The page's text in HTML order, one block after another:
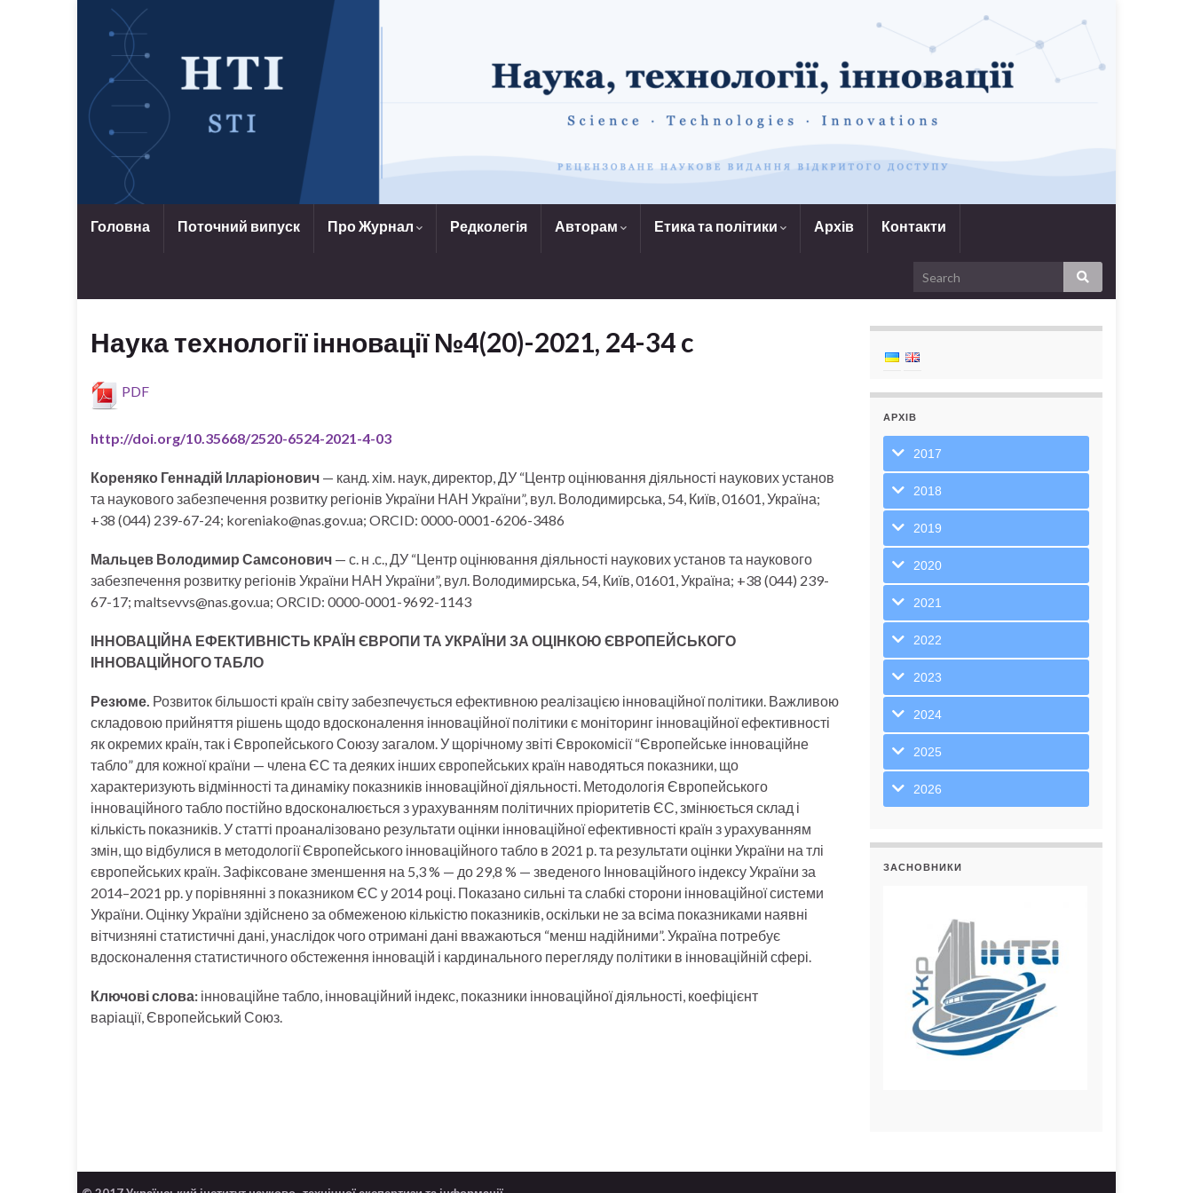
Головна Поточний випуск Про Журнал Редколегія Авторам Етика та політики Архів Контакти
Наука технології інновації №4(20)-2021, 24-34 c
PDF
http://doi.org/10.35668/2520-6524-2021-4-03
Кореняко Геннадій Ілларіонович — канд. хім. наук, директор, ДУ “Центр оцінювання діяльності наукових установ
та наукового забезпечення розвитку регіонів України НАН України”, вул. Володимирська, 54, Київ, 01601, Україна;
+38 (044) 239-67-24; koreniako@nas.gov.ua; ORCID: 0000-0001-6206-3486
Мальцев Володимир Самсонович — с. н .с., ДУ “Центр оцінювання діяльності наукових установ та наукового
забезпечення розвитку регіонів України НАН України”, вул. Володимирська, 54, Київ, 01601, Україна; +38 (044) 239-
67-17; maltsevvs@nas.gov.ua; ORCID: 0000-0001-9692-1143
ІННОВАЦІЙНА ЕФЕКТИВНІСТЬ КРАЇН ЄВРОПИ ТА УКРАЇНИ ЗА ОЦІНКОЮ ЄВРОПЕЙСЬКОГО
ІННОВАЦІЙНОГО ТАБЛО
Резюме. Розвиток більшості країн світу забезпечується ефективною реалізацією інноваційної політики. Важливою
складовою прийняття рішень щодо вдосконалення інноваційної політики є моніторинг інноваційної ефективності
як окремих країн, так і Європейського Союзу загалом. У щорічному звіті Єврокомісії “Європейське інноваційне
табло” для кожної країни — члена ЄС та деяких інших європейських країн наводяться показники, що
характеризують відмінності та динаміку показників інноваційної діяльності. Методологія Європейського
інноваційного табло постійно вдосконалюється з урахуванням політичних пріоритетів ЄС, змінюється склад і
кількість показників. У статті проаналізовано результати оцінки інноваційної ефективності країн з урахуванням
змін, що відбулися в методології Європейського інноваційного табло в 2021 р. та результати оцінки України на тлі
європейських країн. Зафіксоване зменшення на 5,3 % — до 29,8 % — зведеного Інноваційного індексу України за
2014–2021 рр. у порівнянні з показником ЄС у 2014 році. Показано сильні та слабкі сторони інноваційної системи
України. Оцінку України здійснено за обмеженою кількістю показників, оскільки не за всіма показниками наявні
вітчизняні статистичні дані, унаслідок чого отримані дані вважаються “менш надійними”. Україна потребує
вдосконалення статистичного обстеження інновацій і кардинального перегляду політики в інноваційній сфері.
Ключові слова: інноваційне табло, інноваційний індекс, показники інноваційної діяльності, коефіцієнт
варіації, Європейський Союз.
АРХІВ
2017
2018
2019
2020
2021
2022
2023
2024
2025
2026
ЗАСНОВНИКИ